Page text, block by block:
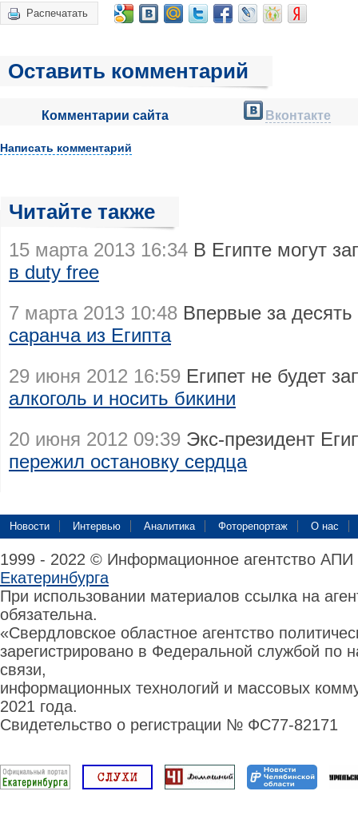
Распечатать
Оставить комментарий
Комментарии сайта Вконтакте
Написать комментарий
Читайте также
15 марта 2013 16:34 В Египте могут
в duty free
7 марта 2013 10:48 Впервые за
саранча из Египта
29 июня 2012 16:59 Египет не будет
алкоголь и носить бикини
20 июня 2012 09:39 Экс-президент
пережил остановку сердца
Новости Интервью Аналитика Фоторепортаж О нас
1999 - 2022 © Информационное агентство
Екатеринбурга
При использовании материалов ссылка на
обязательна.
«Свердловское областное агентство
зарегистрировано в Федеральной службой по
связи,
информационных технологий и массовых
2021 года.
Свидетельство о регистрации № ФС77-82171